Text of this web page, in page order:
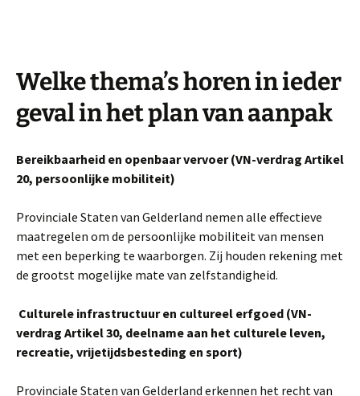
Welke thema’s horen in ieder
geval in het plan van aanpak
Bereikbaarheid en openbaar vervoer (VN-verdrag Artikel
20, persoonlijke mobiliteit)
Provinciale Staten van Gelderland nemen alle effectieve
maatregelen om de persoonlijke mobiliteit van mensen
met een beperking te waarborgen. Zij houden rekening met
de grootst mogelijke mate van zelfstandigheid.
Culturele infrastructuur en cultureel erfgoed (VN-
verdrag Artikel 30, deelname aan het culturele leven,
recreatie, vrijetijdsbesteding en sport)
Provinciale Staten van Gelderland erkennen het recht van